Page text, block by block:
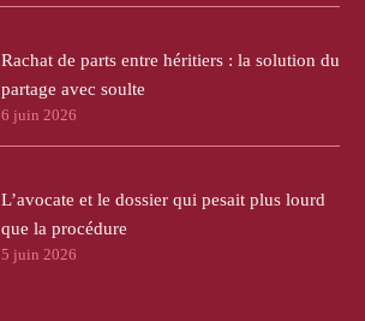
Rachat de parts entre héritiers : la solution du
partage avec soulte
6 juin 2026
L’avocate et le dossier qui pesait plus lourd
que la procédure
5 juin 2026